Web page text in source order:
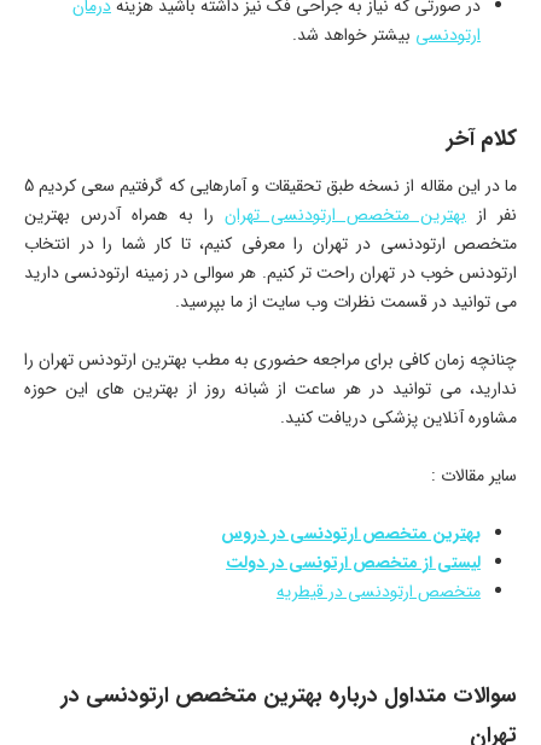
در صورتی که نیاز به جراحی فک نیز داشته باشید هزینهدرمان
ارتودنسی بیشتر خواهد شد.
کلام آخر
ما در این مقاله از نسخه طبق تحقیقات و آمارهایی که گرفتیم سعی کردیم 5
نفر از بهترین متخصص ارتودنسی تهران را به همراه آدرس بهترین
متخصص ارتودنسی در تهران را معرفی کنیم، تا کار شما را در انتخاب
ارتودنس خوب در تهران راحت تر کنیم. هر سوالی در زمینه ارتودنسی دارید
می توانید در قسمت نظرات وب سایت از ما بپرسید.
چنانچه زمان کافی برای مراجعه حضوری به مطب بهترین ارتودنس تهران را
ندارید، می توانید در هر ساعت از شبانه روز از بهترین های این حوزه
مشاوره آنلاین پزشکی دریافت کنید.
سایر مقالات :
بهترین متخصص ارتودنسی در دروس
لیستی از متخصص ارتونسی در دولت
متخصص ارتودنسی در قیطریه
سوالات متداول درباره بهترین متخصص ارتودنسی در
تهران